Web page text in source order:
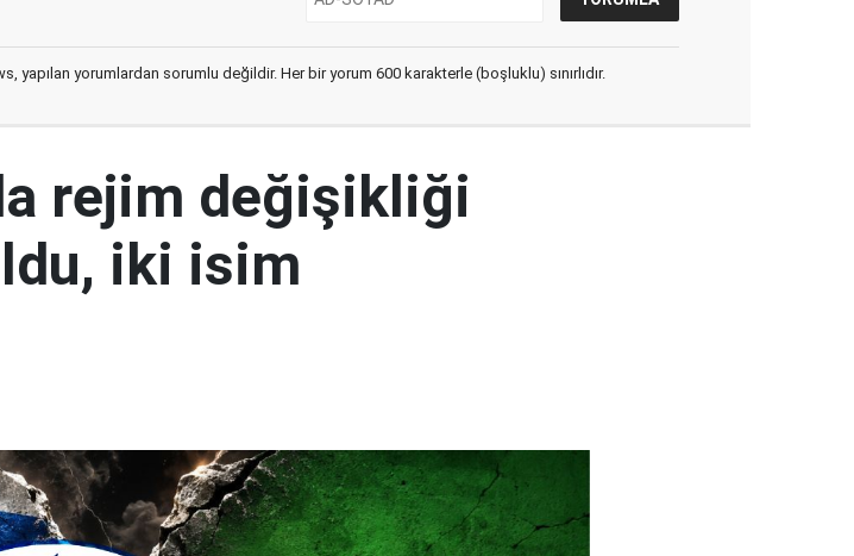
yapılan yorumlardan sorumlu değildir. Her bir yorum 600 karakterle (boşluklu) sınırlıdır.
rejim değişikliği
iki isim